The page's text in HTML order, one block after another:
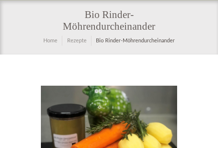
Bio Rinder-
Möhrendurcheinander
Home Rezepte Bio Rinder-Möhrendurcheinander